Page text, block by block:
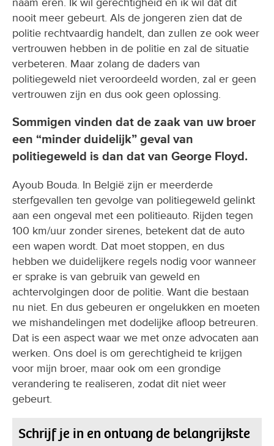
nooit meer gebeurt. Als de jongeren zien dat de
politie rechtvaardig handelt, dan zullen ze ook weer
vertrouwen hebben in de politie en zal de situatie
verbeteren. Maar zolang de daders van
politiegeweld niet veroordeeld worden, zal er geen
vertrouwen zijn en dus ook geen oplossing.
Sommigen vinden dat de zaak van uw broer
een “minder duidelijk” geval van
politiegeweld is dan dat van George Floyd.
Ayoub Bouda. In België zijn er meerderde
sterfgevallen ten gevolge van politiegeweld gelinkt
aan een ongeval met een politieauto. Rijden tegen
100 km/uur zonder sirenes, betekent dat de auto
een wapen wordt. Dat moet stoppen, en dus
hebben we duidelijkere regels nodig voor wanneer
er sprake is van gebruik van geweld en
achtervolgingen door de politie. Want die bestaan
nu niet. En dus gebeuren er ongelukken en moeten
we mishandelingen met dodelijke afloop betreuren.
Dat is een aspect waar we met onze advocaten aan
werken. Ons doel is om gerechtigheid te krijgen
voor mijn broer, maar ook om een grondige
verandering te realiseren, zodat dit niet weer
gebeurt.
Schrijf je in en ontvang de belangrijkste